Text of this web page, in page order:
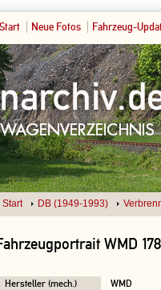
Start Neue Fotos Fahrzeug-
Start DB (1949-1993)
WMD 178
Hersteller (mech.)
WMD